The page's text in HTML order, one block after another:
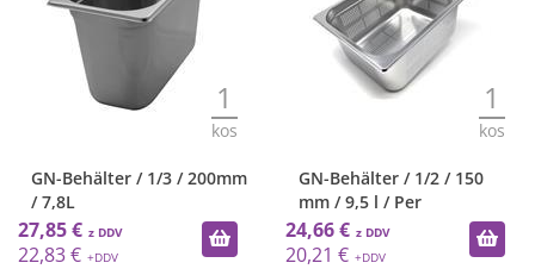
1
kos
GN-Behälter / 1/2 / 150
mm / 9,5 l / Per
24,66 €
20,21 €
1
kos
GN-Behälter / 1/2 / 40mm /
Royal
8,26 €
6,77 €